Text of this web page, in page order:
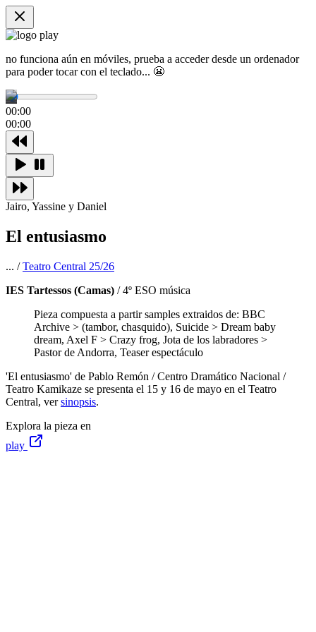
no funciona aún en móviles, prueba a acceder desde un ordenador
para poder tocar con el teclado... 😬
00:00
00:00
Jairo, Yassine y Daniel
El entusiasmo
... /Teatro Central 25/26
IES Tartessos (Camas) / 4º ESO música
Pieza compuesta a partir samples extraidos de: BBC
Archive > (tambor, chasquido), Suicide > Dream baby
dream, Axel F > Crazy frog, Jota de los labradores >
Pastor de Andorra, Teaser espectáculo
'El entusiasmo' de Pablo Remón / Centro Dramático Nacional /
Teatro Kamikaze se presenta el 15 y 16 de mayo en el Teatro
Central, versinopsis.
Explora la pieza en
play